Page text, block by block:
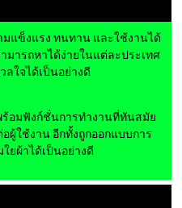
แข็งแรง ทนทาน และใช้งานได้
มารถหาได้ง่ายในแต่ละประเทศ
ลใจได้เป็นอย่างดี
อมฟังก์ชั่นการทำงานที่ทันสมัย
ผู้ใช้งาน อีกทั้งถูกออกแบบการ
ยผ้าได้เป็นอย่างดี